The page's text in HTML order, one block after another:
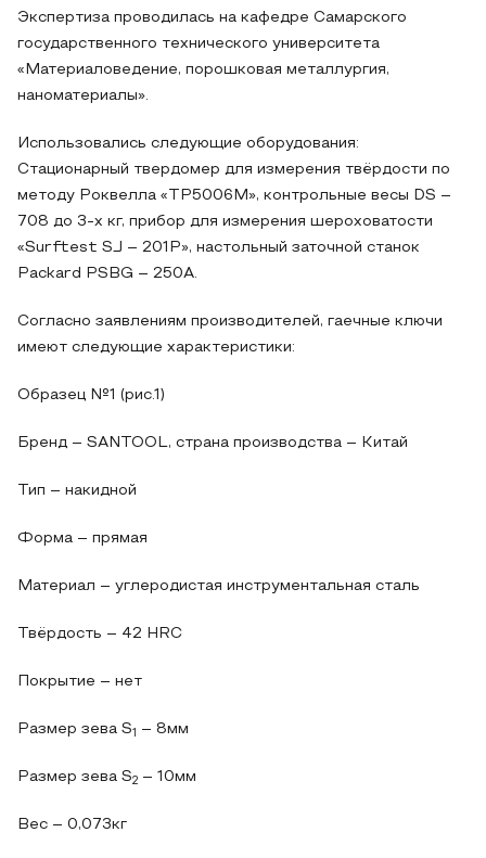
Экспертиза проводилась на кафедре Самарского
государственного технического университета
«Материаловедение, порошковая металлургия,
наноматериалы».
Использовались следующие оборудования:
Стационарный твердомер для измерения твёрдости по
методу Роквелла «TP5006M», контрольные весы DS –
708 до 3-х кг, прибор для измерения шероховатости
«Surftest SJ – 201P», настольный заточной станок
Packard PSBG – 250А.
Согласно заявлениям производителей, гаечные ключи
имеют следующие характеристики:
Образец №1 (рис.1)
Бренд – SANTOOL, страна производства – Китай
Тип – накидной
Форма – прямая
Материал – углеродистая инструментальная сталь
Твёрдость – 42 HRC
Покрытие – нет
Размер зева S1 – 8мм
Размер зева S2 – 10мм
Вес – 0,073кг